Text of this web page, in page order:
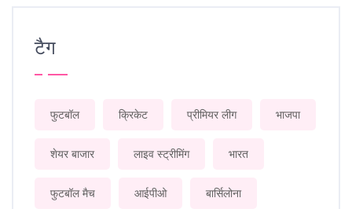
टैग
फुटबॉल क्रिकेट प्रीमियर लीग भाजपा
शेयर बाजार लाइव स्ट्रीमिंग भारत
फुटबॉल मैच आईपीओ बार्सिलोना